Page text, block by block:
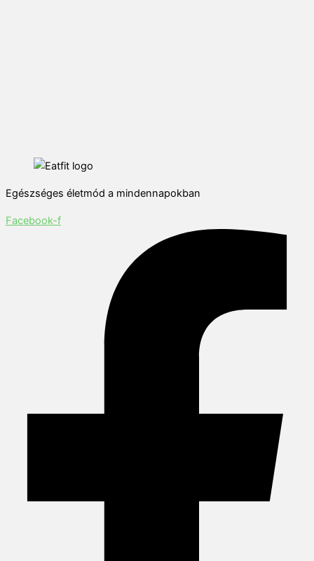
Egészséges életmód a mindennapokban
Facebook-f